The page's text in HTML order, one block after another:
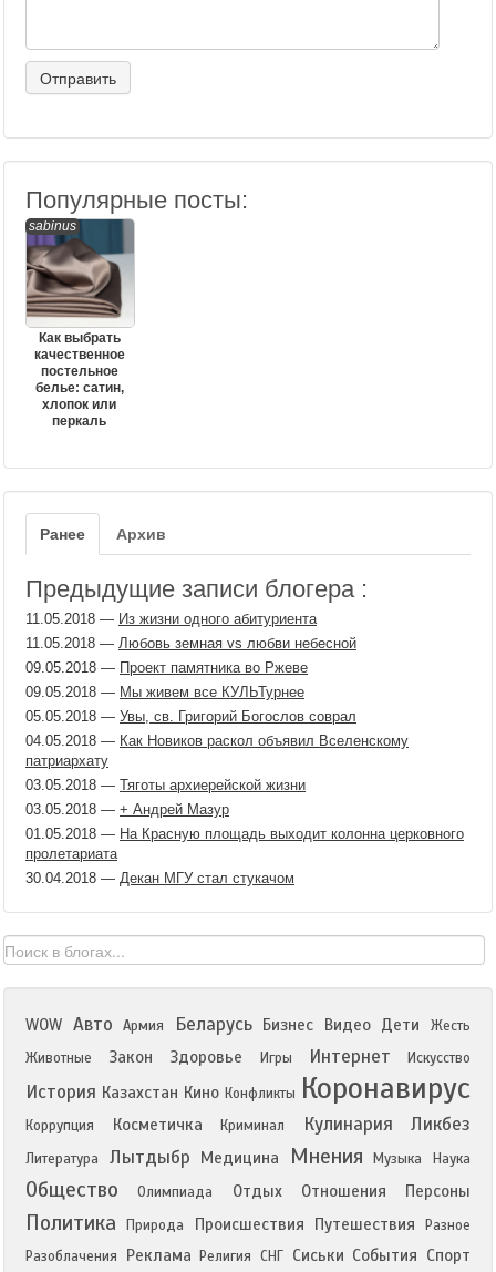
Популярные посты:
sabinus
Как выбрать
качественное
постельное
белье: сатин,
хлопок или
перкаль
Ранее Архив
Предыдущие записи блогера :
11.05.2018 — Из жизни одного абитуриента
11.05.2018 — Любовь земная vs любви небесной
09.05.2018 — Проект памятника во Ржеве
09.05.2018 — Мы живем все КУЛЬТурнее
05.05.2018 — Увы, св. Григорий Богослов соврал
04.05.2018 — Как Новиков раскол объявил Вселенскому
патриархату
03.05.2018 — Тяготы архиерейской жизни
03.05.2018 — + Андрей Мазур
01.05.2018 — На Красную площадь выходит колонна церковного
пролетариата
30.04.2018 — Декан МГУ стал стукачом
WOW Авто Армия Беларусь Бизнес Видео Дети
Жесть
Животные
Закон Здоровье Игры Интернет Искусство
История Казахстан Кино Конфликты Коронавирус
Коррупция Косметичка Криминал Кулинария Ликбез
Литература Лытдыбр Медицина Мнения Музыка Наука
Общество Олимпиада Отдых Отношения Персоны
Политика Природа Происшествия Путешествия
Разное
Разоблачения
Реклама Религия СНГ Сиськи События Спорт